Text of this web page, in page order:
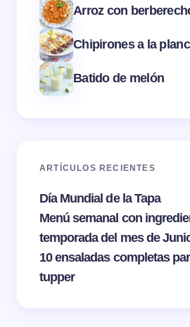
Arroz con
Chipirones a la
Batido de melón
ARTÍCULOS RECIENTES
Día Mundial de la Tapa
Menú semanal con
temporada del mes de
10 ensaladas completas
tupper